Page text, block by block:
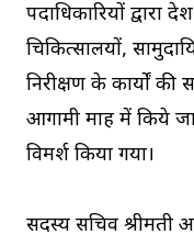
पदाधिकारियों द्वारा
चिकित्सालयों,
निरीक्षण के कार्यों की
आगामी माह में किये
विमर्श किया गया।
सदस्य सचिव श्रीमती